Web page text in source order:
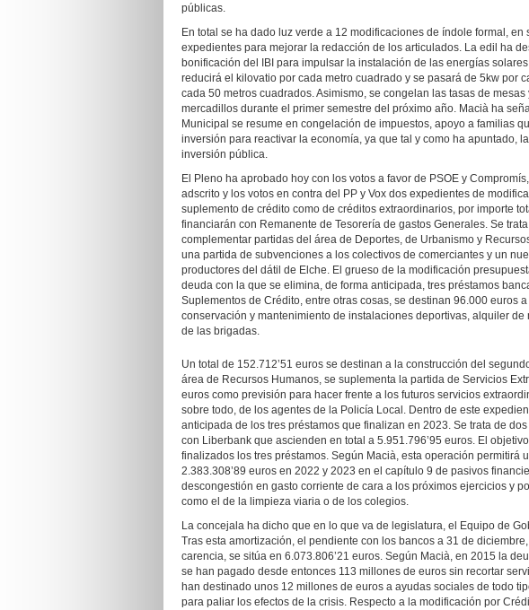
públicas.
En total se ha dado luz verde a 12 modificaciones de índole formal,
expedientes para mejorar la redacción de los articulados. La edil ha
bonificación del IBI para impulsar la instalación de las energías
reducirá el kilovatio por cada metro cuadrado y se pasará de 5kw por
cada 50 metros cuadrados. Asimismo, se congelan las tasas de
mercadillos durante el primer semestre del próximo año. Macià ha
Municipal se resume en congelación de impuestos, apoyo a familias
inversión para reactivar la economía, ya que tal y como ha apuntado,
inversión pública.
El Pleno ha aprobado hoy con los votos a favor de PSOE y
adscrito y los votos en contra del PP y Vox dos expedientes de
suplemento de crédito como de créditos extraordinarios, por importe
financiarán con Remanente de Tesorería de gastos Generales. Se
complementar partidas del área de Deportes, de Urbanismo y
una partida de subvenciones a los colectivos de comerciantes y un
productores del dátil de Elche. El grueso de la modificación
deuda con la que se elimina, de forma anticipada, tres préstamos
Suplementos de Crédito, entre otras cosas, se destinan 96.000 euros
conservación y mantenimiento de instalaciones deportivas, alquiler
de las brigadas.
Un total de 152.712’51 euros se destinan a la construcción del
área de Recursos Humanos, se suplementa la partida de Servicios
euros como previsión para hacer frente a los futuros servicios
sobre todo, de los agentes de la Policía Local. Dentro de este
anticipada de los tres préstamos que finalizan en 2023. Se trata de
con Liberbank que ascienden en total a 5.951.796’95 euros. El
finalizados los tres préstamos. Según Macià, esta operación permitirá
2.383.308’89 euros en 2022 y 2023 en el capítulo 9 de pasivos
descongestión en gasto corriente de cara a los próximos ejercicios y
como el de la limpieza viaria o de los colegios.
La concejala ha dicho que en lo que va de legislatura, el Equipo de
Tras esta amortización, el pendiente con los bancos a 31 de
carencia, se sitúa en 6.073.806’21 euros. Según Macià, en 2015 la
se han pagado desde entonces 113 millones de euros sin recortar
han destinado unos 12 millones de euros a ayudas sociales de todo
para paliar los efectos de la crisis. Respecto a la modificación por